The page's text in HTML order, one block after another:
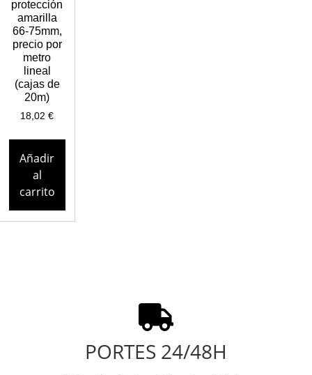
protección
amarilla
66-75mm,
precio por
metro
lineal
(cajas de
20m)
18,02€
Añadir
al
carrito
PORTES 24/48H